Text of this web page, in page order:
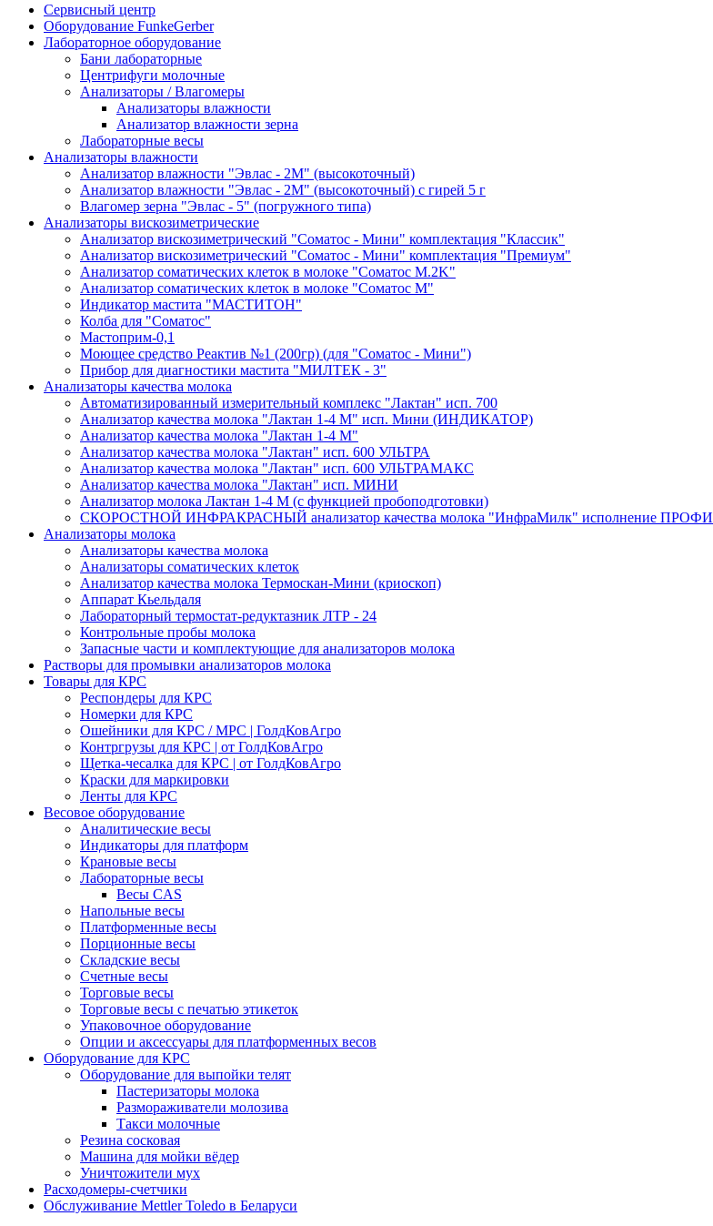
Сервисный центр
Оборудование FunkeGerber
Лабораторное оборудование
Бани лабораторные
Центрифуги молочные
Анализаторы / Влагомеры
Анализаторы влажности
Анализатор влажности зерна
Лабораторные весы
Анализаторы влажности
Анализатор влажности "Эвлас - 2М" (высокоточный)
Анализатор влажности "Эвлас - 2М" (высокоточный) с гирей 5 г
Влагомер зерна "Эвлас - 5" (погружного типа)
Анализаторы вискозиметрические
Анализатор вискозиметрический "Соматос - Мини" комплектация "Классик"
Анализатор вискозиметрический "Соматос - Мини" комплектация "Премиум"
Анализатор соматических клеток в молоке "Соматос М.2K"
Анализатор соматических клеток в молоке "Соматос М"
Индикатор мастита "МАСТИТОН"
Колба для "Соматос"
Мастоприм-0,1
Моющее средство Реактив №1 (200гр) (для "Соматос - Мини")
Прибор для диагностики мастита "МИЛТЕК - 3"
Анализаторы качества молока
Автоматизированный измерительный комплекс "Лактан" исп. 700
Анализатор качества молока "Лактан 1-4 М" исп. Мини (ИНДИКАТОР)
Анализатор качества молока "Лактан 1-4 M"
Анализатор качества молока "Лактан" исп. 600 УЛЬТРА
Анализатор качества молока "Лактан" исп. 600 УЛЬТРАМАКС
Анализатор качества молока "Лактан" исп. МИНИ
Анализатор молока Лактан 1-4 М (с функцией пробоподготовки)
СКОРОСТНОЙ ИНФРАКРАСНЫЙ анализатор качества молока "ИнфраМилк" исполнение ПРОФИ
Анализаторы молока
Анализаторы качества молока
Анализаторы соматических клеток
Анализатор качества молока Термоскан-Мини (криоскоп)
Аппарат Кьельдаля
Лабораторный термостат-редуктазник ЛТР - 24
Контрольные пробы молока
Запасные части и комплектующие для анализаторов молока
Растворы для промывки анализаторов молока
Товары для КРС
Респондеры для КРС
Номерки для КРС
Ошейники для КРС / МРС | ГолдКовАгро
Контргрузы для КРС | от ГолдКовАгро
Щетка-чесалка для КРС | от ГолдКовАгро
Краски для маркировки
Ленты для КРС
Весовое оборудование
Аналитические весы
Индикаторы для платформ
Крановые весы
Лабораторные весы
Весы CAS
Напольные весы
Платформенные весы
Порционные весы
Складские весы
Счетные весы
Торговые весы
Торговые весы с печатью этикеток
Упаковочное оборудование
Опции и аксессуары для платформенных весов
Оборудование для КРС
Оборудование для выпойки телят
Пастеризаторы молока
Размораживатели молозива
Такси молочные
Резина сосковая
Машина для мойки вёдер
Уничтожители мух
Расходомеры-счетчики
Обслуживание Mettler Toledo в Беларуси